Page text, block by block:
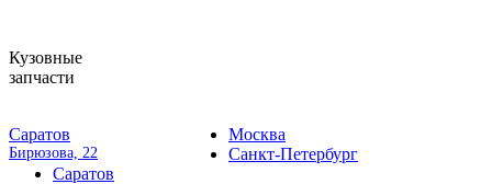
Кузовные
запчасти
Саратов
Бирюзова, 22
Москва
Санкт-Петербург
Саратов